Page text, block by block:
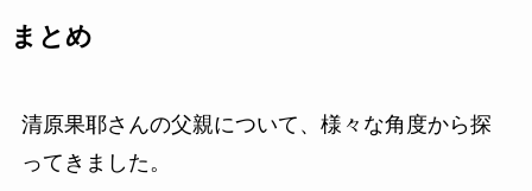
まとめ
清原果耶さんの父親について、様々な角度から探
ってきました。